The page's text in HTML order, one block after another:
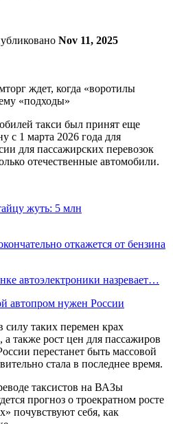
Nov 11, 2025
такси был принят еще
с 1 марта 2026 года для
для пассажирских перевозок
отечественные автомобили.
жуть: 5 млн
откажется от бензина
автоэлектроники назревает…
автопром нужен России
таких перемен крах
также рост цен для пассажиров
перестанет быть массовой
стала в последнее время.
таксистов на ВАЗы
прогноз о троекратном росте
почувствуют себя, как